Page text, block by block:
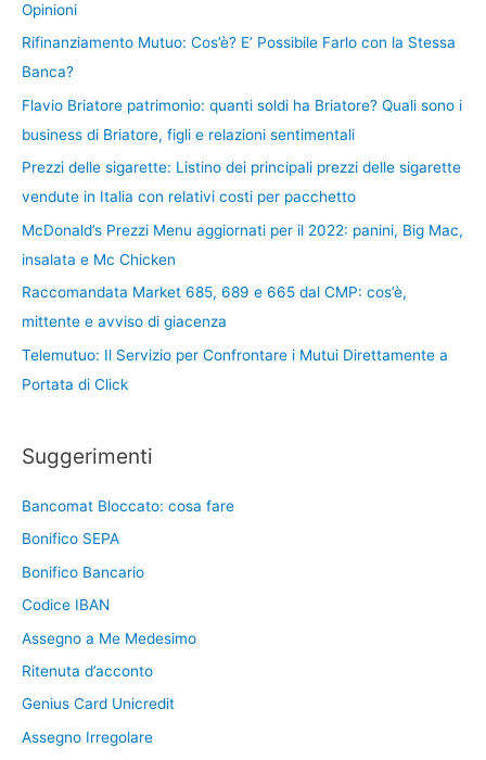
Opinioni
Rifinanziamento Mutuo: Cos’è? E’ Possibile Farlo con la Stessa
Banca?
Flavio Briatore patrimonio: quanti soldi ha Briatore? Quali sono i
business di Briatore, figli e relazioni sentimentali
Prezzi delle sigarette: Listino dei principali prezzi delle sigarette
vendute in Italia con relativi costi per pacchetto
McDonald’s Prezzi Menu aggiornati per il 2022: panini, Big Mac,
insalata e Mc Chicken
Raccomandata Market 685, 689 e 665 dal CMP: cos’è,
mittente e avviso di giacenza
Telemutuo: Il Servizio per Confrontare i Mutui Direttamente a
Portata di Click
Suggerimenti
Bancomat Bloccato: cosa fare
Bonifico SEPA
Bonifico Bancario
Codice IBAN
Assegno a Me Medesimo
Ritenuta d’acconto
Genius Card Unicredit
Assegno Irregolare